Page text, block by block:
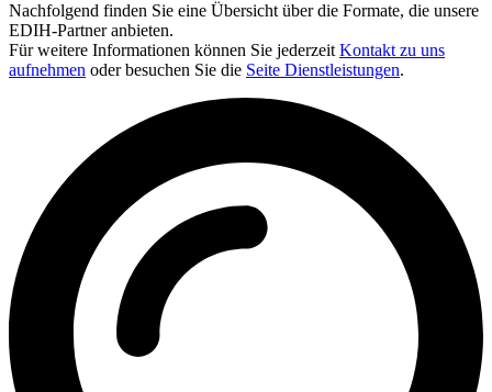
Nachfolgend finden Sie eine Übersicht über die Formate, die unsere
EDIH-Partner anbieten.
Für weitere Informationen können Sie jederzeit Kontakt zu uns
aufnehmen oder besuchen Sie die Seite Dienstleistungen.